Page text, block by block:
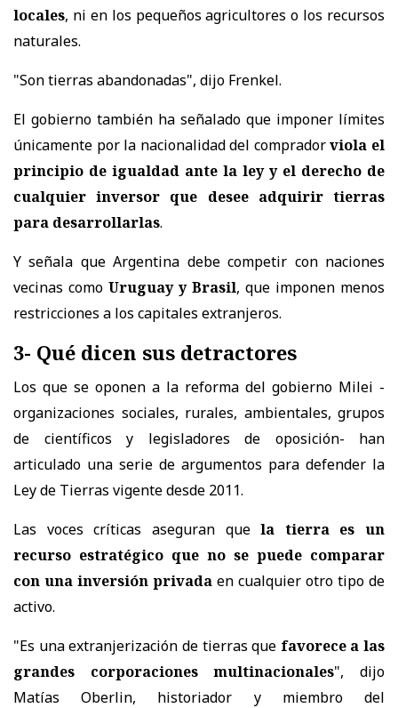
locales, ni en los pequeños agricultores o los recursos
naturales.
"Son tierras abandonadas", dijo Frenkel.
El gobierno también ha señalado que imponer límites
únicamente por la nacionalidad del compradorviola el
principio de igualdad ante la ley y el derecho de
cualquier inversor que desee adquirir tierras
para desarrollarlas.
Y señala que Argentina debe competir con naciones
vecinas como Uruguay y Brasil, que imponen menos
restricciones a los capitales extranjeros.
3- Qué dicen sus detractores
Los que se oponen a la reforma del gobierno Milei -
organizaciones sociales, rurales, ambientales, grupos
de científicos y legisladores de oposición- han
articulado una serie de argumentos para defender la
Ley de Tierras vigente desde 2011.
Las voces críticas aseguran quela tierra es un
recurso estratégico que no se puede comparar
con una inversión privada en cualquier otro tipo de
activo.
"Es una extranjerización de tierras que favorece a las
grandes corporaciones multinacionales", dijo
Matías Oberlin, historiador y miembro del